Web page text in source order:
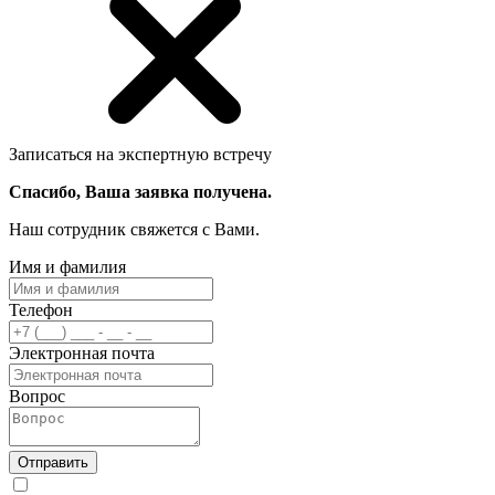
Записаться на экспертную встречу
Спасибо, Ваша заявка получена.
Наш сотрудник свяжется с Вами.
Имя и фамилия
Телефон
Электронная почта
Вопрос
Отправить